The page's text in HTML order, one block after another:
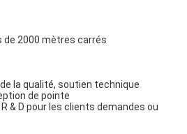
de 2000 mètres carrés
la qualité, soutien technique
de pointe
& D pour les clients demandes ou